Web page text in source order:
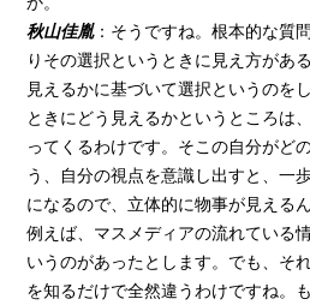
秋山佳胤：そうですね。根本的な質
りその選択というときに見え方があ
見えるかに基づいて選択というのを
ときにどう見えるかというところは
ってくるわけです。そこの自分がど
う、自分の視点を意識し出すと、一
になるので、立体的に物事が見えるん
例えば、マスメディアの流れている
いうのがあったとします。でも、そ
を知るだけで全然違うわけですね。